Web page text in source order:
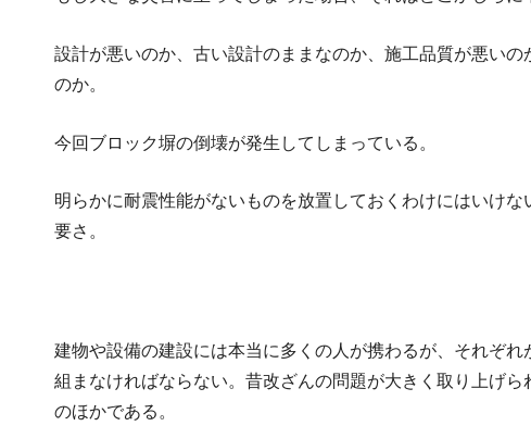
設計が悪いのか、古い設計のままなのか、施工品質が悪いの
のか。
今回ブロック塀の倒壊が発生してしまっている。
明らかに耐震性能がないものを放置しておくわけにはいけ
要さ。
建物や設備の建設には本当に多くの人が携わるが、それぞれ
組まなければならない。昔改ざんの問題が大きく取り上げら
のほかである。